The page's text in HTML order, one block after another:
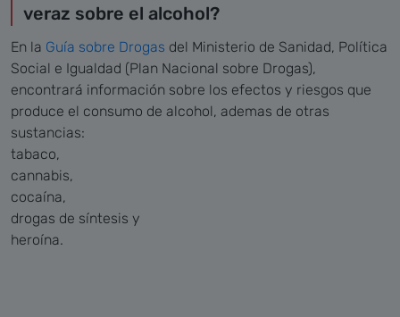
veraz sobre el alcohol?
En la Guía sobre Drogas del Ministerio de Sanidad, Política
Social e Igualdad (Plan Nacional sobre Drogas),
encontrará información sobre los efectos y riesgos que
produce el consumo de alcohol, ademas de otras
sustancias:
tabaco,
cannabis,
cocaína,
drogas de síntesis y
heroína.